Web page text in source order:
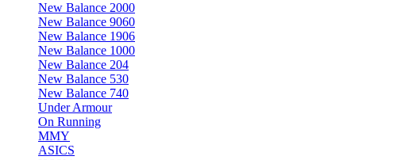
New Balance 2000
New Balance 9060
New Balance 1906
New Balance 1000
New Balance 204
New Balance 530
New Balance 740
Under Armour
On Running
MMY
ASICS